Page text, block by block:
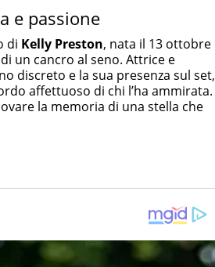
e passione
di Kelly Preston, nata il 13 ottobre
un cancro al seno. Attrice e
discreto e la sua presenza sul set,
affettuoso di chi l’ha ammirata.
la memoria di una stella che